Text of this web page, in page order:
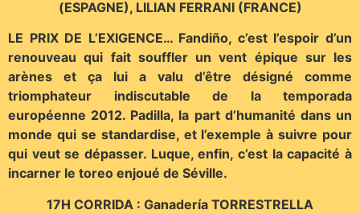
(ESPAGNE), LILIAN FERRANI (FRANCE)
LE PRIX DE L’EXIGENCE… Fandiño, c’est l’espoir d’un
renouveau qui fait souffler un vent épique sur les
arènes et ça lui a valu d’être désigné comme
triomphateur indiscutable de la temporada
européenne 2012. Padilla, la part d’humanité dans un
monde qui se standardise, et l’exemple à suivre pour
qui veut se dépasser. Luque, enfin, c’est la capacité à
incarner le toreo enjoué de Séville.
17H CORRIDA : Ganadería TORRESTRELLA